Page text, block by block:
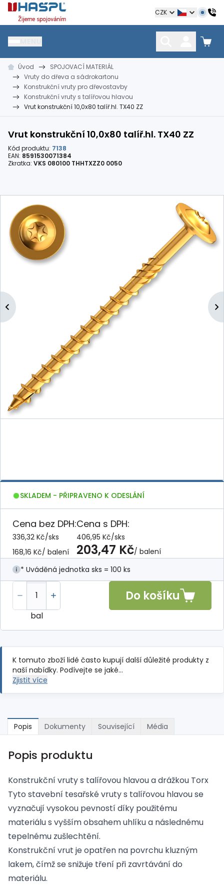
Hašpl CZK
HŘEBÍKY
kramle
SPOJOVACÍ MATERIÁL
vruty, šrouby, matice
Úvod
SPOJOVACÍ MATERIÁL
Vruty do dřeva a sádrokartonu
Konstrukční vruty pro dřevostavby
Konstrukční vruty s talířovou hlavou
Vrut konstrukční 10,0x80 talíř.hl. TX40 ZZ
Vrut konstrukční 10,0x80 talíř.hl. TX40 ZZ
Kód produktu: 7138
EAN: 8591530071384
Zkratka: VKS 080100 THHTXZZ0 0050
SKLADEM - PŘIPRAVENO K ODESLÁNÍ
Cena bez DPH:
336,32 Kč/sks
168,16 Kč/ balení
Cena s DPH:
406,95 Kč/sks
203,47 Kč/ balení
* Uváděná jednotka sks = 100 ks
bal
Do košíku
K tomuto zboží lidé často kupují další důležité produkty z
naší nabídky. Podívejte se jaké…
Zjistit více
Popis Dokumenty Související Média
Popis produktu
Konstrukční vruty s talířovou hlavou a drážkou Torx
Tyto stavební tesařské vruty s talířovou hlavou se
vyznačují vysokou pevností díky použitému
materiálu s vyšším obsahem uhlíku a následnému
tepelnému zušlechtění.
Konstrukční vrut je opatřen na povrchu kluzným
lakem, čímž se snižuje tření při zavrtávání do
materiálu.